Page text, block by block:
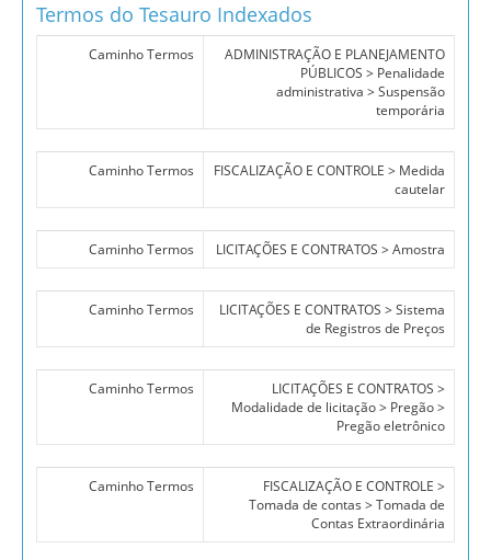
Termos do Tesauro Indexados
Caminho Termos
ADMINISTRAÇÃO E PLANEJAMENTO
PÚBLICOS > Penalidade
administrativa > Suspensão
temporária
Caminho Termos
FISCALIZAÇÃO E CONTROLE > Medida
cautelar
Caminho Termos LICITAÇÕES E CONTRATOS > Amostra
Caminho Termos
LICITAÇÕES E CONTRATOS > Sistema
de Registros de Preços
Caminho Termos
LICITAÇÕES E CONTRATOS >
Modalidade de licitação > Pregão >
Pregão eletrônico
Caminho Termos
FISCALIZAÇÃO E CONTROLE >
Tomada de contas > Tomada de
Contas Extraordinária